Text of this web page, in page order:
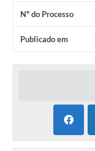
Nº do Processo
Publicado em